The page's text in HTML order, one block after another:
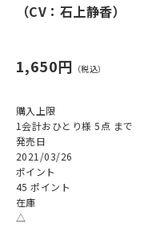
（CV：石上静香）
1,650円
購入上限
1会計おひとり様 5点 まで
発売日
2021/03/26
ポイント
45 ポイント
在庫
△